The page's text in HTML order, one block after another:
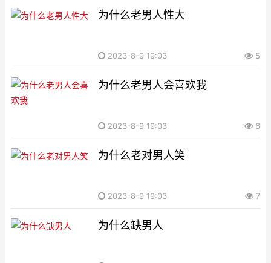
为什么老男人性大
2023-8-9 19:03 5
为什么老男人会喜欢我
2023-8-9 19:03 6
为什么老对男人笑
2023-8-9 19:03 7
为什么缺男人